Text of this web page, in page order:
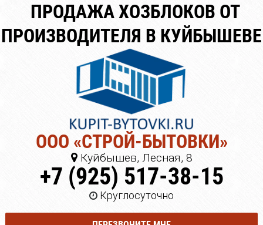
ПРОДАЖА ХОЗБЛОКОВ ОТ
ПРОИЗВОДИТЕЛЯ В КУЙБЫШЕВЕ
ООО «СТРОЙ-БЫТОВКИ»
Куйбышев, Лесная, 8
+7 (925) 517-38-15
Круглосуточно